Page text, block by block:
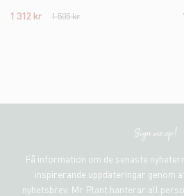
1 312 kr
1 505 kr
Sign me up!
Få information om de senaste
inspirerande uppdateringar genom
nyhetsbrev. Mr Plant hanterar all